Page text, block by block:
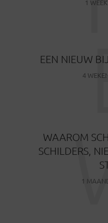
1
EEN NIEUW
4
WAAROM
SCHILDERS,
1